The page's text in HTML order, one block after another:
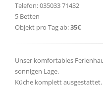
Telefon: 035033 71432
5 Betten
Objekt pro Tag ab:35€
Unser komfortables
sonnigen Lage.
Küche komplett